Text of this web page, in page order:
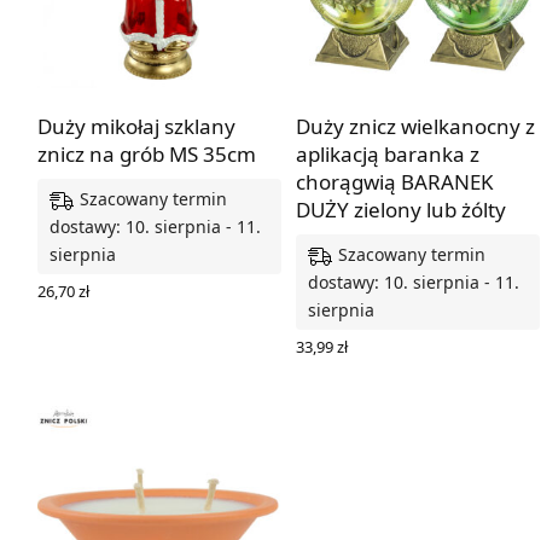
Duży mikołaj szklany
znicz na grób MS 35cm
Szacowany termin
dostawy: 10. sierpnia - 11.
sierpnia
26,70zł
Duży znicz wielkanocny z
aplikacją baranka z
chorągwią BARANEK
DUŻY zielony lub żólty
Szacowany termin
dostawy: 10. sierpnia - 11.
sierpnia
33,99zł